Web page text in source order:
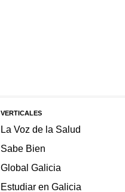
VERTICALES
La Voz de la Salud
Sabe Bien
Global Galicia
Estudiar en Galicia